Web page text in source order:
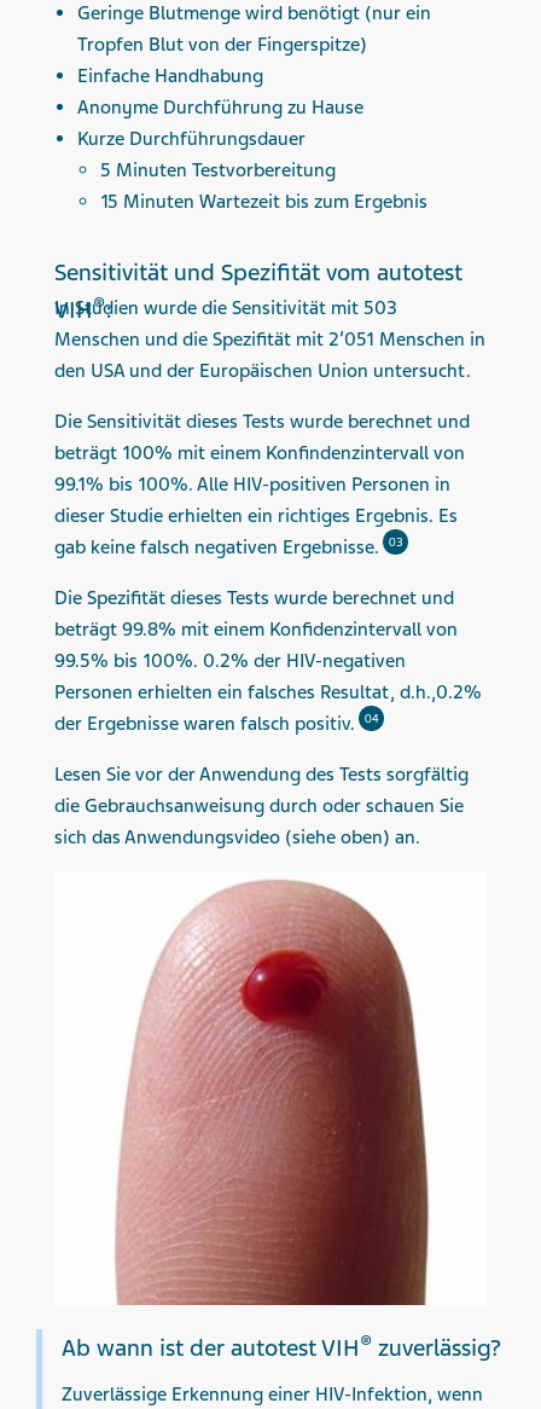
Geringe Blutmenge wird benötigt (nur ein
Tropfen Blut von der Fingerspitze)
Einfache Handhabung
Anonyme Durchführung zu Hause
Kurze Durchführungsdauer
5 Minuten Testvorbereitung
15 Minuten Wartezeit bis zum Ergebnis
Sensitivität und Spezifität vom autotest
VIH®:
In Studien wurde die Sensitivität mit 503
Menschen und die Spezifität mit 2’051 Menschen in
den USA und der Europäischen Union untersucht.
Die Sensitivität dieses Tests wurde berechnet und
beträgt 100% mit einem Konfindenzintervall von
99.1% bis 100%. Alle HIV-positiven Personen in
dieser Studie erhielten ein richtiges Ergebnis. Es
gab keine falsch negativen Ergebnisse. 03
Die Spezifität dieses Tests wurde berechnet und
beträgt 99.8% mit einem Konfidenzintervall von
99.5% bis 100%. 0.2% der HIV-negativen
Personen erhielten ein falsches Resultat, d.h.,0.2%
der Ergebnisse waren falsch positiv. 04
Lesen Sie vor der Anwendung des Tests sorgfältig
die Gebrauchsanweisung durch oder schauen Sie
sich das Anwendungsvideo (siehe oben) an.
Ab wann ist der autotest VIH® zuverlässig?
Zuverlässige Erkennung einer HIV-Infektion, wenn